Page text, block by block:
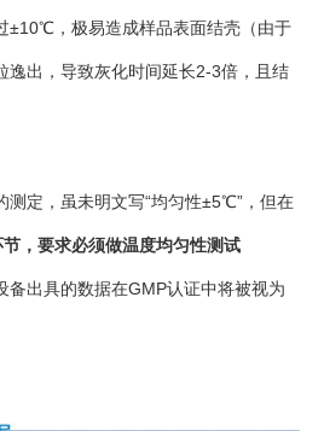
±10℃，极易造成样品表面结壳（由于
逸出，导致灰化时间延长2-3倍，且结
测定，虽未明文写“均匀性±5℃”，但在
，要求必须做温度均匀性测试
备出具的数据在GMP认证中将被视为